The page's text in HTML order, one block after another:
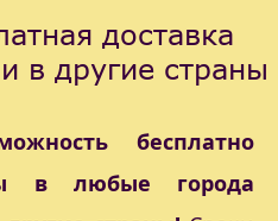
доставка
в другие страны
бесплатно
в любые города